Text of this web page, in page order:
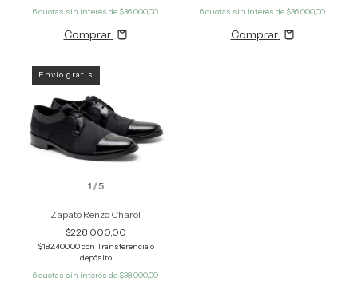
6cuotas sin interés de $36.000,00
Comprar
6cuotas sin interés de $36.000,00
Comprar
1 /5
Envío gratis
Zapato Renzo Charol
$228.000,00
$182.400,00con Transferencia o
depósito
6cuotas sin interés de $38.000,00